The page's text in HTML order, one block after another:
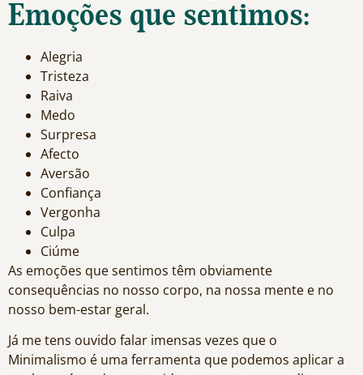
Emoções que sentimos:
Alegria
Tristeza
Raiva
Medo
Surpresa
Afecto
Aversão
Confiança
Vergonha
Culpa
Ciúme
As emoções que sentimos têm obviamente
consequências no nosso corpo, na nossa mente e no
nosso bem-estar geral.
Já me tens ouvido falar imensas vezes que o
Minimalismo é uma ferramenta que podemos aplicar a